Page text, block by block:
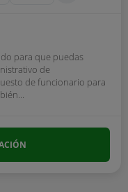
para que puedas
de
de funcionario para